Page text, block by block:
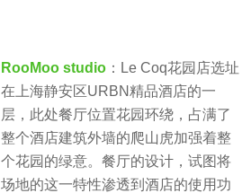
RooMoo studio ：Le Coq花园店选址
在上海静安区URBN精品酒店的一
层，此处餐厅位置花园环绕，占满了
整个酒店建筑外墙的爬山虎加强着整
个花园的绿意。餐厅的设计，试图将
场地的这一特性渗透到酒店的使用功